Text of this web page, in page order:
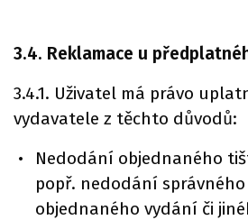
3.4. Reklamace u
3.4.1. Uživatel má právo
vydavatele z těchto důvodů:
Nedodání objednaného
popř. nedodání
objednaného vydání či